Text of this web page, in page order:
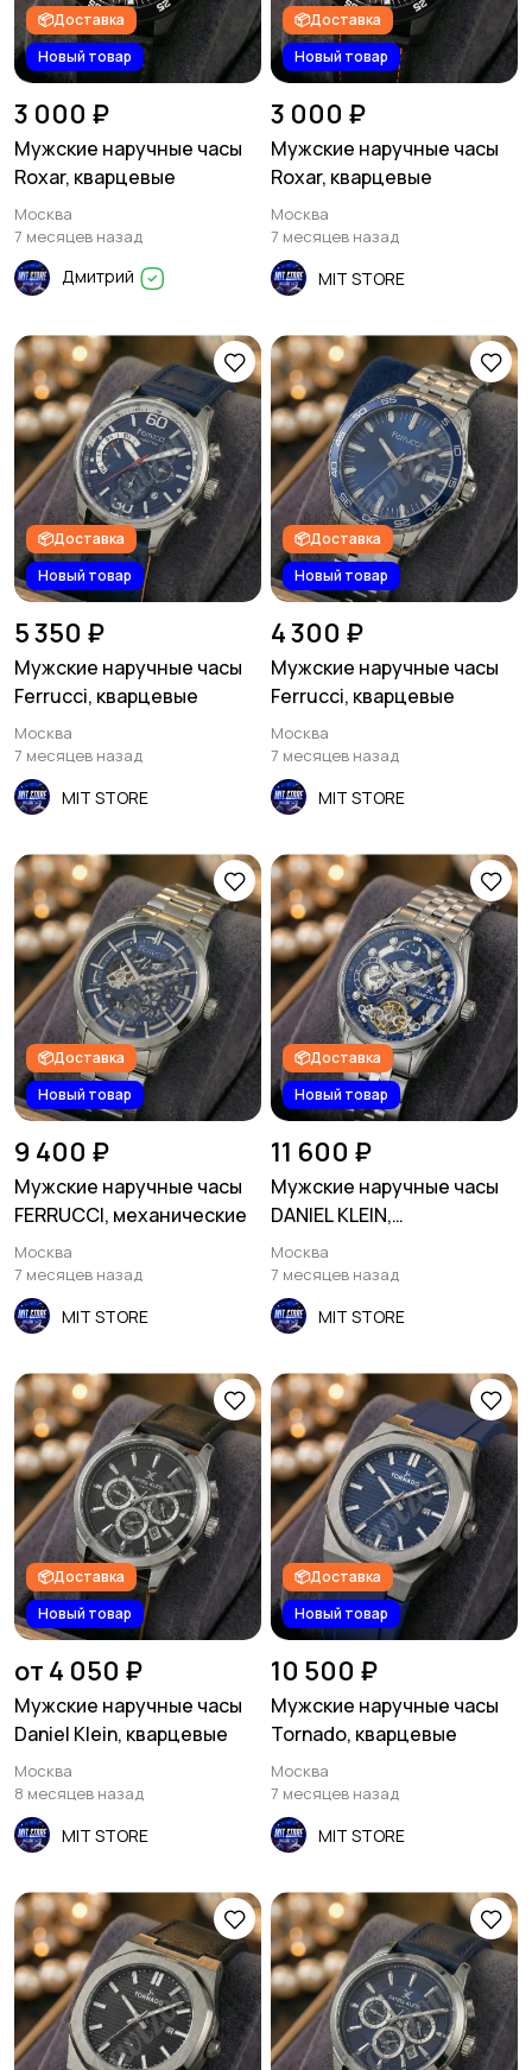
📦Доставка
Новый товар
3 000 ₽
Мужские наручные часы
Roxar, кварцевые
Москва
7 месяцев назад
Дмитрий
📦Доставка
Новый товар
3 000 ₽
Мужские наручные часы
Roxar, кварцевые
Москва
7 месяцев назад
MIT STORE
📦Доставка
Новый товар
5 350 ₽
Мужские наручные часы
Ferrucci, кварцевые
Москва
7 месяцев назад
MIT STORE
📦Доставка
Новый товар
4 300 ₽
Мужские наручные часы
Ferrucci, кварцевые
Москва
7 месяцев назад
MIT STORE
📦Доставка
Новый товар
9 400 ₽
Мужские наручные часы
FERRUCCI, механические
Москва
7 месяцев назад
MIT STORE
📦Доставка
Новый товар
11 600 ₽
Мужские наручные часы
DANIEL KLEIN,
механические
Москва
7 месяцев назад
MIT STORE
📦Доставка
Новый товар
от 4 050 ₽
Мужские наручные часы
Daniel Klein, кварцевые
Москва
8 месяцев назад
MIT STORE
📦Доставка
Новый товар
10 500 ₽
Мужские наручные часы
Tornado, кварцевые
Москва
7 месяцев назад
MIT STORE